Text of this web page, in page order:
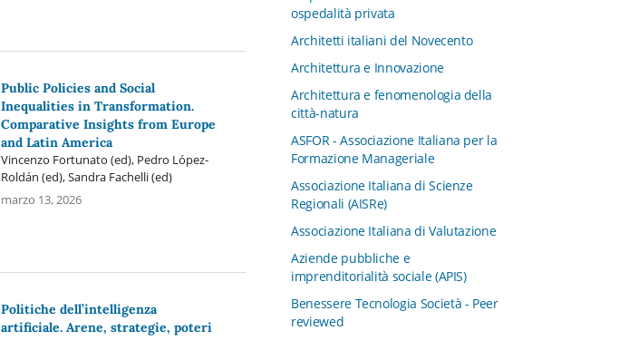
Public Policies and Social
Inequalities in Transformation.
Comparative Insights from Europe
and Latin America
Vincenzo Fortunato (ed), Pedro López-
Roldán (ed), Sandra Fachelli (ed)
marzo 13, 2026
Politiche dell’intelligenza
artificiale. Arene, strategie, poteri
ospedalità privata
Architetti italiani del Novecento
Architettura e Innovazione
Architettura e fenomenologia della
città-natura
ASFOR - Associazione Italiana per la
Formazione Manageriale
Associazione Italiana di Scienze
Regionali (AISRe)
Associazione Italiana di Valutazione
Aziende pubbliche e
imprenditorialità sociale (APIS)
Benessere Tecnologia Società - Peer
reviewed